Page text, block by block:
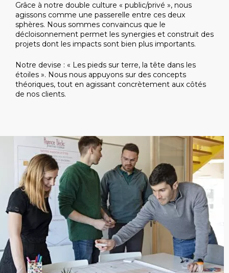
Grâce à notre double culture « public/privé », nous
agissons comme une passerelle entre ces deux
sphères. Nous sommes convaincus que le
décloisonnement permet les synergies et construit des
projets dont les impacts sont bien plus importants.
Notre devise : « Les pieds sur terre, la tête dans les
étoiles ». Nous nous appuyons sur des concepts
théoriques, tout en agissant concrètement aux côtés
de nos clients.